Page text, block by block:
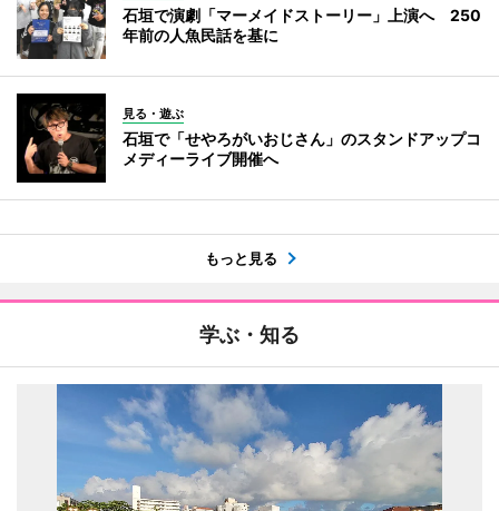
石垣で演劇「マーメイドストーリー」上演へ 250
年前の人魚民話を基に
見る・遊ぶ
石垣で「せやろがいおじさん」のスタンドアップコ
メディーライブ開催へ
もっと見る
学ぶ・知る